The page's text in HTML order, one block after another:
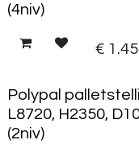
(4niv)
€
Polypal
L8720, H2350,
(2niv)